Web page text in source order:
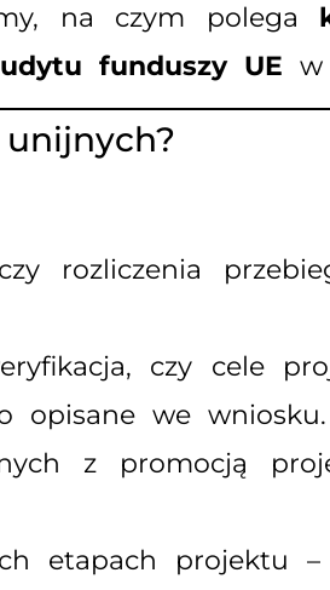
na czym polega
funduszy UE w
rozliczenia
czy cele
opisane we wniosku.
z promocją
etapach projektu